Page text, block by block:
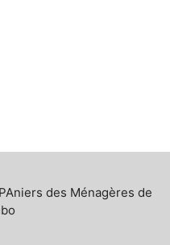
des Ménagères de